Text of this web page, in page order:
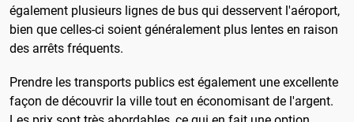
également plusieurs lignes de bus qui desservent l'aéroport,
bien que celles-ci soient généralement plus lentes en raison
des arrêts fréquents.
Prendre les transports publics est également une excellente
façon de découvrir la ville tout en économisant de l'argent.